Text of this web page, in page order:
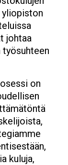
johtaa
työsuhteen
on
kuluja,